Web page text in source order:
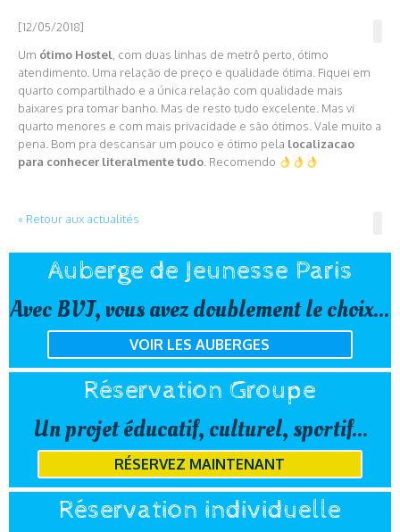
[12/05/2018]
Um ótimo Hostel, com duas linhas de metrô perto, ótimo
atendimento. Uma relação de preço e qualidade ótima. Fiquei em
quarto compartilhado e a única relação com qualidade mais
baixares pra tomar banho. Mas de resto tudo excelente. Mas vi
quarto menores e com mais privacidade e são ótimos. Vale muito a
pena. Bom pra descansar um pouco e ótimo pela localizacao
para conhecer literalmente tudo. Recomendo
« Retour aux actualités
Auberge de Jeunesse Paris
Avec BVJ, vous avez doublement le choix...
VOIR LES AUBERGES
Réservation Groupe
Un projet éducatif, culturel, sportif...
RÉSERVEZ MAINTENANT
Réservation individuelle